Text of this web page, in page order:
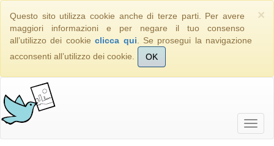
×
Questo sito utilizza cookie anche di terze parti. Per avere
maggiori informazioni e per negare il tuo consenso
all’utilizzo dei cookieclicca qui . Se prosegui la navigazione
acconsenti all’utilizzo dei cookie.
OK